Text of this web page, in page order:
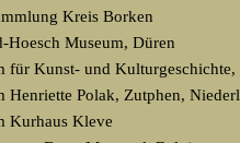
Kreis Borken
Hoesch Museum, Düren
für Kunst- und Kulturgeschichte,
Henriette Polak, Zutphen,
Kurhaus Kleve